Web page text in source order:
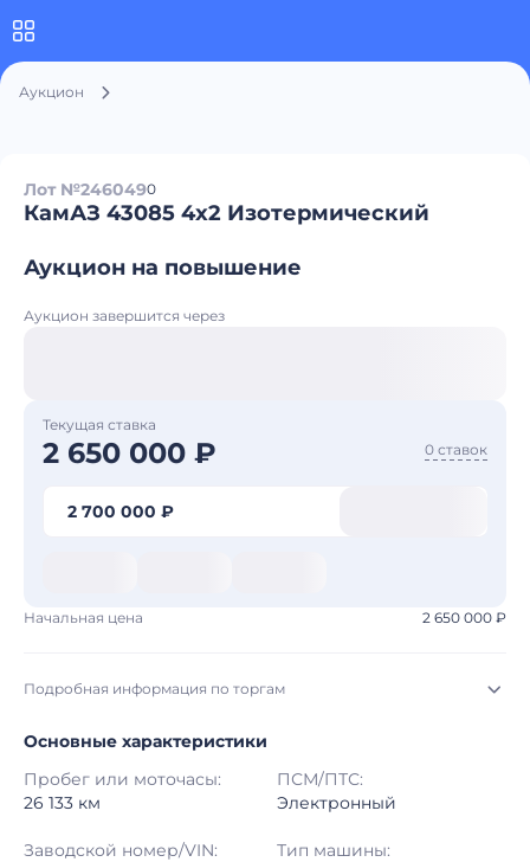
Аукцион
Лот №2460490
КамАЗ 43085 4x2 Изотермический
Аукцион на повышение
Аукцион завершится через
Текущая ставка
2 650 000 ₽ 0 ставок
2 700 000 ₽
Начальная цена 2 650 000 ₽
Подробная информация по торгам
Начало торгов: 03.08.2026, 03:08 МСК
Конец торгов: 11.08.2026, 01:08 МСК
Тип аукциона: Открытые торги
Основные характеристики
Пробег или моточасы:
26 133 км
ПСМ/ПТС:
Электронный
Заводской номер/VIN:
Тип машины: